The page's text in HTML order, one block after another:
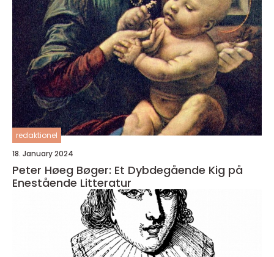
redaktionel
18. January 2024
Peter Høeg Bøger: Et Dybdegående Kig på
Enestående Litteratur